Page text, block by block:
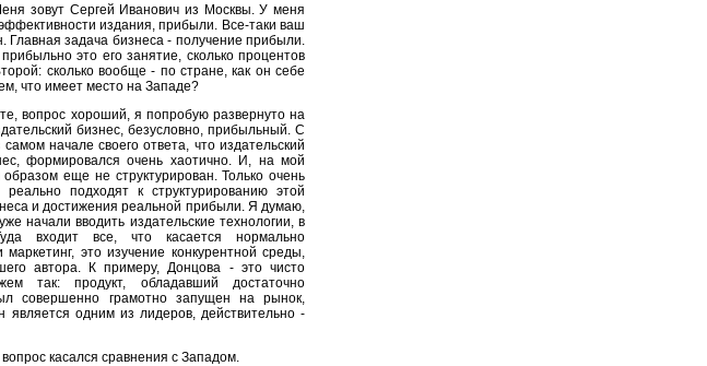
зовут Сергей Иванович из Москвы. У меня
издания, прибыли. Все-таки ваш
Главная задача бизнеса - получение прибыли.
это его занятие, сколько процентов
сколько вообще - по стране, как он себе
что имеет место на Западе?
вопрос хороший, я попробую развернуто на
бизнес, безусловно, прибыльный. С
начале своего ответа, что издательский
формировался очень хаотично. И, на мой
еще не структурирован. Только очень
подходят к структурированию этой
и достижения реальной прибыли. Я думаю,
начали вводить издательские технологии, в
входит все, что касается нормально
это изучение конкурентной среды,
автора. К примеру, Донцова - это чисто
так: продукт, обладавший достаточно
совершенно грамотно запущен на рынок,
является одним из лидеров, действительно -
касался сравнения с Западом.